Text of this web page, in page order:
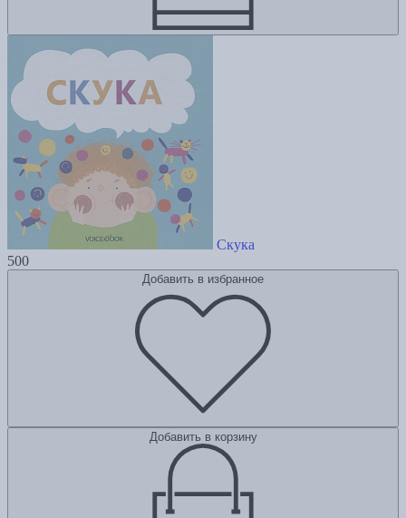
Скука
500
Добавить в избранное
Добавить в корзину